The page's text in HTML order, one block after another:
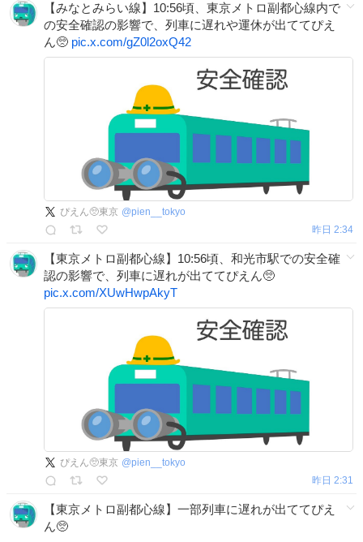
【みなとみらい線】10:56頃、東京メトロ副都心線内で
の安全確認の影響で、列車に遅れや運休が出ててぴえ
ん🥺 pic.x.com/gZ0l2oxQ42
ぴえん🥺東京 @pien__tokyo
昨日 2:34
【東京メトロ副都心線】10:56頃、和光市駅での安全確
認の影響で、列車に遅れが出ててぴえん🥺
pic.x.com/XUwHwpAkyT
ぴえん🥺東京 @pien__tokyo
昨日 2:31
【東京メトロ副都心線】一部列車に遅れが出ててぴえ
ん🥺